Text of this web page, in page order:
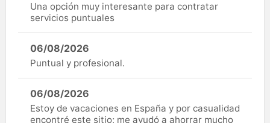
Una opción muy interesante para contratar
servicios puntuales
06/08/2026
Puntual y profesional.
06/08/2026
Estoy de vacaciones en España y por casualidad
encontré este sitio; me ayudó a ahorrar mucho